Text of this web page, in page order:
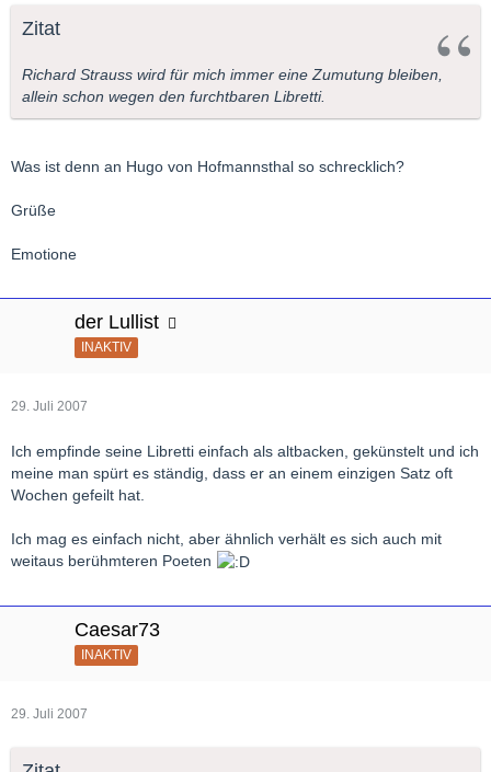
Zitat
Richard Strauss wird für mich immer eine Zumutung bleiben,
allein schon wegen den furchtbaren Libretti.
Was ist denn an Hugo von Hofmannsthal so schrecklich?
Grüße
Emotione
der Lullist
INAKTIV
29. Juli 2007
Ich empfinde seine Libretti einfach als altbacken, gekünstelt und ich
meine man spürt es ständig, dass er an einem einzigen Satz oft
Wochen gefeilt hat.
Ich mag es einfach nicht, aber ähnlich verhält es sich auch mit
weitaus berühmteren Poeten
Caesar73
INAKTIV
29. Juli 2007